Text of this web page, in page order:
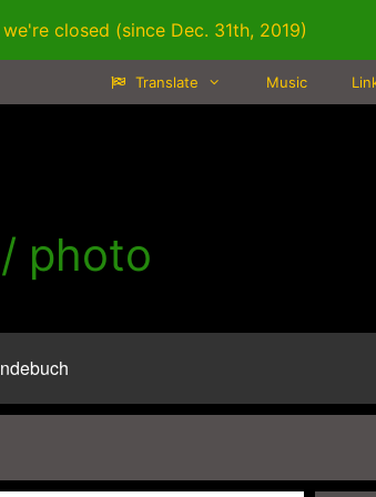
we're closed (since Dec. 31th, 2019)
Translate Music
photo